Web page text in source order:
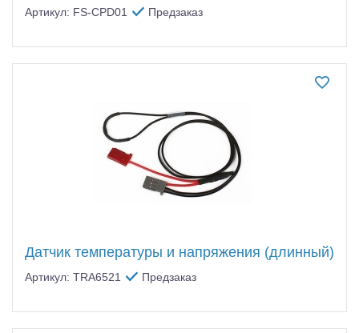
Артикул: FS-CPD01 Предзаказ
Датчик температуры и напряжения (длинный)
Артикул: TRA6521 Предзаказ